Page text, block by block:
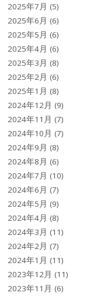
2025年7月 (5)
2025年6月 (6)
2025年5月 (6)
2025年4月 (6)
2025年3月 (8)
2025年2月 (6)
2025年1月 (8)
2024年12月 (9)
2024年11月 (7)
2024年10月 (7)
2024年9月 (8)
2024年8月 (6)
2024年7月 (10)
2024年6月 (7)
2024年5月 (9)
2024年4月 (8)
2024年3月 (11)
2024年2月 (7)
2024年1月 (11)
2023年12月 (11)
2023年11月 (6)